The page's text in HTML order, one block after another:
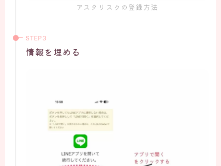
アスタリスクの登録方法
情報を埋める